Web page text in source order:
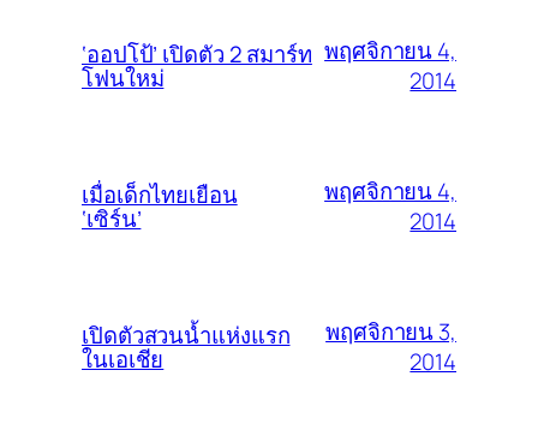
‘ออปโป้’ เปิดตัว 2 สมาร์ท
โฟนใหม่
พฤศจิกายน 4,
2014
เมื่อเด็กไทยเยือน
‘เซิร์น’
พฤศจิกายน 4,
2014
เปิดตัวสวนน้ำแห่งแรก
ในเอเชีย
พฤศจิกายน 3,
2014